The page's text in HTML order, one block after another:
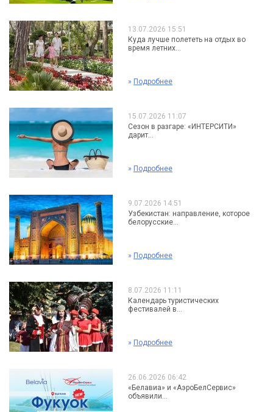
13.07.2026 15:51
Куда лучше полететь на отдых во
время летних...
» Подробнее
15.07.2026 11:07
Сезон в разгаре: «ИНТЕРСИТИ»
дарит...
» Подробнее
9.07.2026 14:51
Узбекистан: направление, которое
белорусские...
» Подробнее
8.07.2026 11:11
Календарь туристических
фестивалей в...
» Подробнее
26.06.2026 06:42
«Белавиа» и «АэроБелСервис»
объявили...